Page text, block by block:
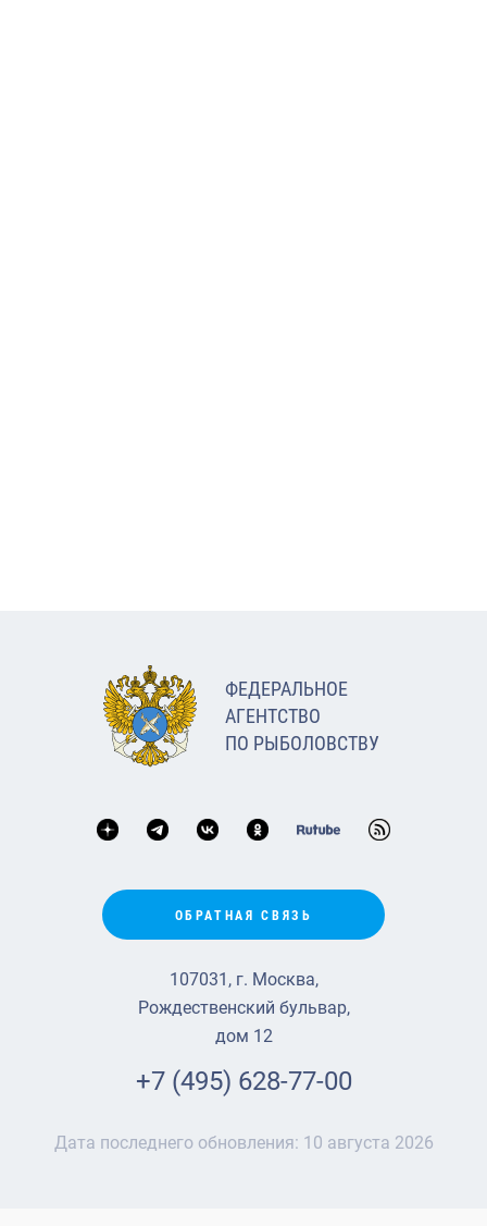
ФЕДЕРАЛЬНОЕ
АГЕНТСТВО
ПО РЫБОЛОВСТВУ
ОБРАТНАЯ СВЯЗЬ
107031, г. Москва,
Рождественский бульвар,
дом 12
+7 (495) 628-77-00
Дата последнего обновления: 10 августа 2026